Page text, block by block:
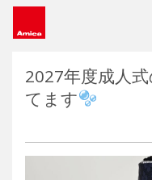
Main
2027年度成人
てます